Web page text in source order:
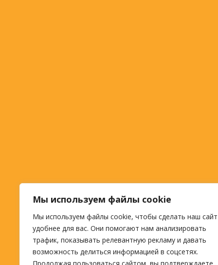
Мы используем файлы cookie
Мы используем файлы cookie, чтобы сделать наш сайт
удобнее для вас. Они помогают нам анализировать
трафик, показывать релевантную рекламу и давать
возможность делиться информацией в соцсетях.